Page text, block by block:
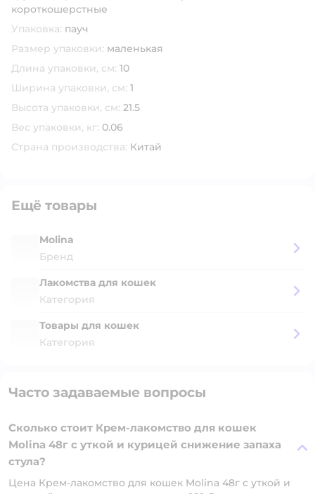
короткошерстные
Упаковка: пауч
Размер упаковки: маленькая
Длина упаковки, см: 10
Ширина упаковки, см: 1
Высота упаковки, см: 21.5
Вес упаковки, кг: 0.06
Страна производства: Китай
Ещё товары
Molina
Бренд
Лакомства для кошек
Категория
Товары для кошек
Категория
Часто задаваемые вопросы
Сколько стоит Крем-лакомство для кошек
Molina 48г с уткой и курицей снижение запаха
стула?
Цена Крем-лакомство для кошек Molina 48г с уткой и